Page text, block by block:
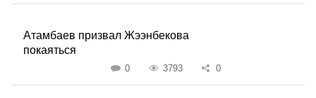
Атамбаев призвал Жээнбекова
покаяться
0 3793 0